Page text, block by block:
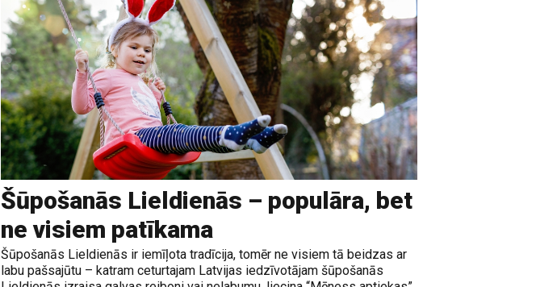
Šūpošanās Lieldienās – populāra, bet
ne visiem patīkama
Šūpošanās Lieldienās ir iemīļota tradīcija, tomēr ne visiem tā beidzas ar
labu pašsajūtu – katram ceturtajam Latvijas iedzīvotājam šūpošanās